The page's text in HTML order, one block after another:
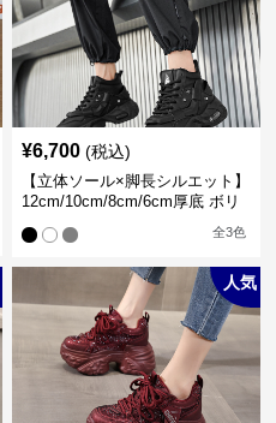
¥6,700 (税込)
【立体ソール×脚長シルエット】
12cm/10cm/8cm/6cm厚底 ボリ
ュームソール立体設計ハイカッ
トスニーカー｜スニーカー・ハ
イカット
全3色
人気